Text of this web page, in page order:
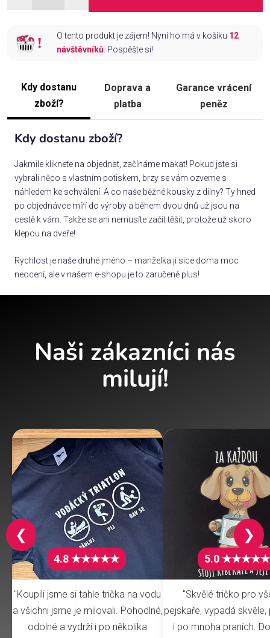
O tento produkt je zájem! Nyní ho má v košíku 12
návštěvníků. Pospěšte si!
Kdy dostanu
zboží?
Doprava a
platba
Garance vrácení
peněz
Kdy dostanu zboží?
Jakmile kliknete na objednat, začínáme makat! Pokud jste si
vybrali něco s vlastním potiskem, brzy se vám ozveme s
náhledem ke schválení. A co naše běžné kousky z dílny? Ty hned
po objednávce míří do výroby a během dvou dnů už jsou na
cestě k vám. Takže se ani nemusíte začít těšit, protože už skoro
klepou na dveře!
Rychlost je naše druhé jméno – manželka ji sice doma moc
neocení, ale v našem e-shopu je to zaručeně plus!
Naši zákazníci nás
milují!
4.8 ★★★★★
"Koupili jsme si tahle trička na vodu
a všichni jsme je milovali. Pohodlné,
odolné a vydrží i po několika
5.0 ★★★★★
"Skvělé tričko pro
pejskaře, vypadá
i po mnoha praních.
❮ ❯